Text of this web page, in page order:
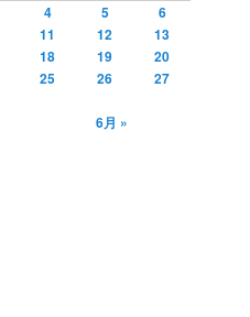
4 5
6
11 12
13
18 19
20
25 26
27
6月 »